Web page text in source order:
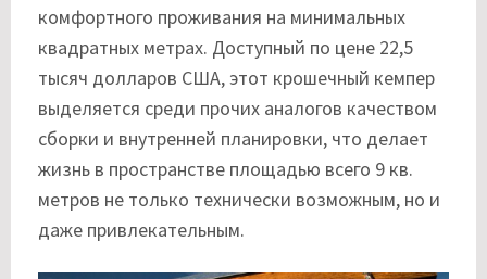
комфортного проживания на минимальных
квадратных метрах. Доступный по цене 22,5
тысяч долларов США, этот крошечный кемпер
выделяется среди прочих аналогов качеством
сборки и внутренней планировки, что делает
жизнь в пространстве площадью всего 9 кв.
метров не только технически возможным, но и
даже привлекательным.